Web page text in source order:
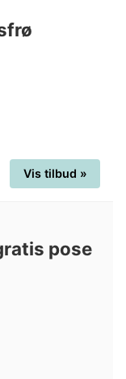
Vis tilbud »
pose